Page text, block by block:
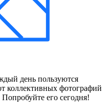
день пользуются
коллективных фотографий
его сегодня!